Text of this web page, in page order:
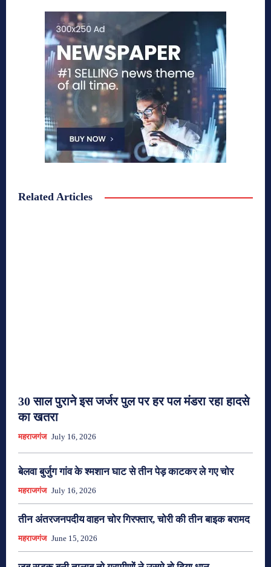
Related Articles
30 साल पुराने इस जर्जर पुल पर हर पल मंडरा रहा हादसे
का खतरा
महराजगंज July 16, 2026
बेलवा बुर्जुग गांव के श्मशान घाट से तीन पेड़ काटकर ले गए चोर
महराजगंज July 16, 2026
तीन अंतरजनपदीय वाहन चोर गिरफ्तार, चोरी की तीन बाइक बरामद
महराजगंज June 15, 2026